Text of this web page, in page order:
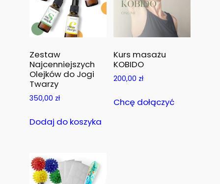
Zestaw
Najcenniejszych
Olejków do Jogi
Twarzy
350,00 zł
Dodaj do koszyka
Kurs masażu
KOBIDO
200,00 zł
Chcę dołączyć